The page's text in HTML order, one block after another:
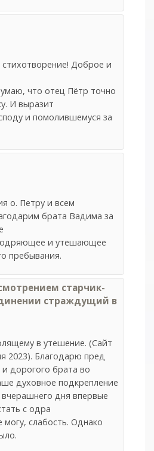
Доброе и
что отец Пётр точно
И выразит
и помолившемуся за
о. Петру и всем
брата Вадима за
и утешающее
пребывания.
старчик-
страждущий в
в утешение. (Сайт
2023). Благодарю пред
дорогого брата во
духовное подкрепление
дня впервые
с одра
могу, слабость. Однако